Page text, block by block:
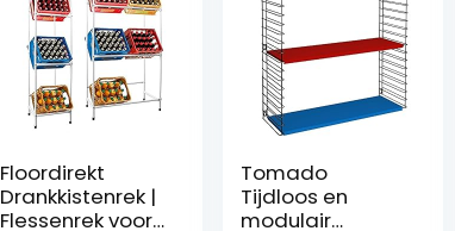
Floordirekt
Drankkistenrek |
Flessenrek voor
Tomado
Tijdloos en
modulair